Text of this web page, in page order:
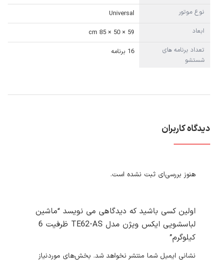
نوع موتور
Universal
ابعاد
59 × 50 × 85 cm
تعداد برنامه های
شستشو
16 برنامه
دیدگاه کاربران
هنوز بررسی‌ای ثبت نشده است.
اولین کسی باشید که دیدگاهی می نویسد “ماشین
لباسشویی ایکس ویژن مدل TE62-AS ظرفیت 6
کیلوگرم”
نشانی ایمیل شما منتشر نخواهد شد. بخش‌های موردنیاز